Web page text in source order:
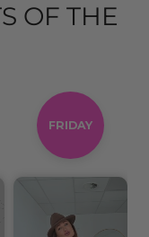
OF THE
FRIDAY